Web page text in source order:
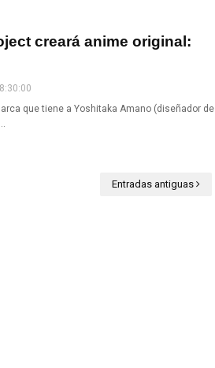
creará anime original:
que tiene a Yoshitaka Amano (diseñador de
Entradas antiguas